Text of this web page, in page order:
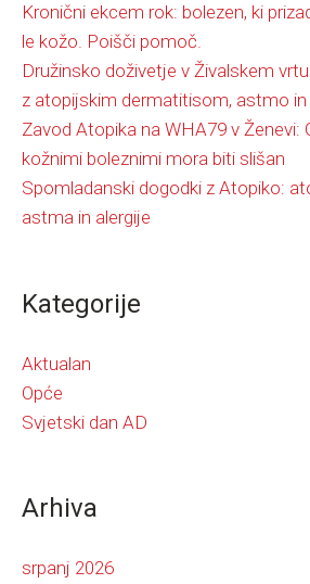
Kronični ekcem rok: bolezen, ki
le kožo. Poišči pomoč.
Družinsko doživetje v Živalskem
z atopijskim dermatitisom, astmo in
Zavod Atopika na WHA79 v Ženevi:
kožnimi boleznimi mora biti slišan
Spomladanski dogodki z Atopiko:
astma in alergije
Kategorije
Aktualan
Opće
Svjetski dan AD
Arhiva
srpanj 2026